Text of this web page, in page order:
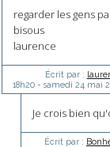
regarder les gens
bisous
laurence
Écrit par :
18h20- samedi 24 mai
Je crois bien
Écrit par :